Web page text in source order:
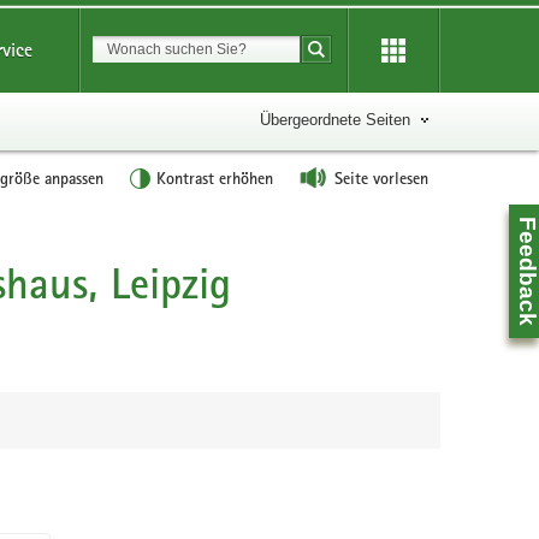
Suchbegriff
Suche starten
Übergeordnete Seiten
anpassen Kontrast erhöhen Seite vorlesen
Leipzig Feedback